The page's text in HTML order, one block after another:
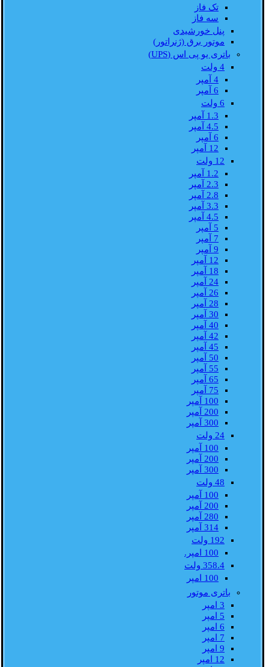
تک فاز
سه فاز
پنل خورشیدی
موتور برق (ژنراتور)
باتری یو پی اس (UPS)
4 ولت
4 آمپر
6 آمپر
6 ولت
1.3 آمپر
4.5 آمپر
6 آمپر
12 آمپر
12 ولت
1.2 آمپر
2.3 آمپر
2.8 آمپر
3.3 آمپر
4.5 آمپر
5 آمپر
7 آمپر
9 آمپر
12 آمپر
18 آمپر
24 آمپر
26 آمپر
28 آمپر
30 آمپر
40 آمپر
42 آمپر
45 آمپر
50 آمپر
55 آمپر
65 آمپر
75 آمپر
100 آمپر
200 آمپر
300 آمپر
24 ولت
100 آمپر
200 آمپر
300 آمپر
48 ولت
100 آمپر
200 آمپر
280 آمپر
314 آمپر
192 ولت
100 امپر.
358.4 ولت
100 امپر
باتری موتور
3 امپر
5 امپر
6 امپر
7 امپر
9 امپر
12 امپر